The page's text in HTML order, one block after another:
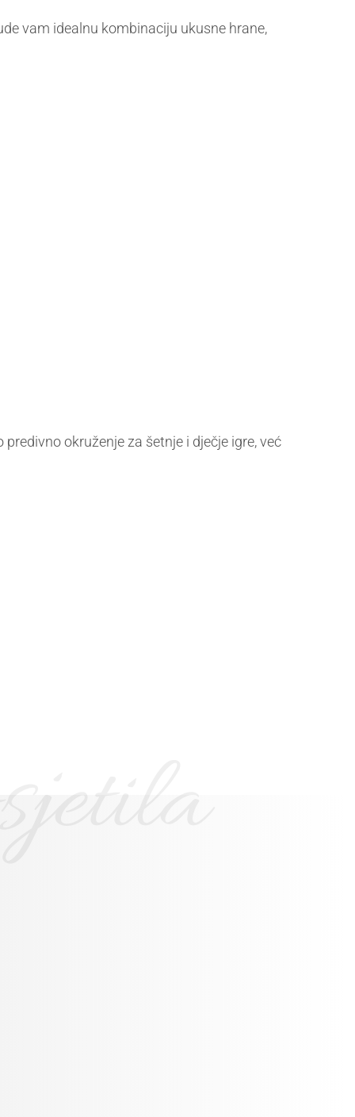
vam idealnu kombinaciju ukusne hrane,
okruženje za šetnje i dječje igre, već